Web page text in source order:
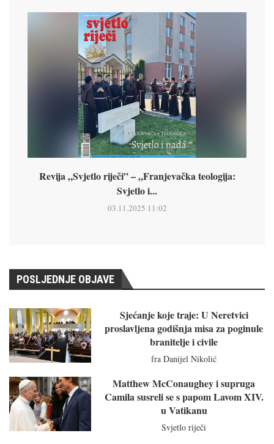
Revija „Svjetlo riječi” – „Franjevačka teologija:
Svjetlo i...
03.11.2025 11:02
POSLJEDNJE OBJAVE
Sjećanje koje traje: U Neretvici
proslavljena godišnja misa za poginule
branitelje i civile
fra Danijel Nikolić
Matthew McConaughey i supruga
Camila susreli se s papom Lavom XIV.
u Vatikanu
Svjetlo riječi